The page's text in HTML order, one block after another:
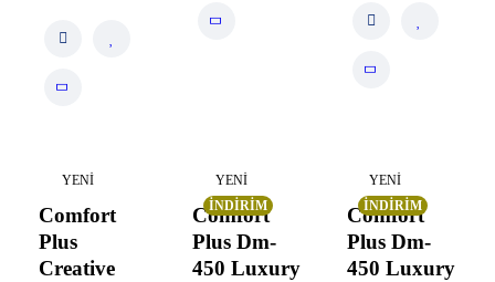
YENI
Comfort
Plus
Creative
YENI
İNDIRIM
Comfort
Plus Dm-
450 Luxury
YENI
İNDIRIM
Comfort
Plus Dm-
450 Luxury